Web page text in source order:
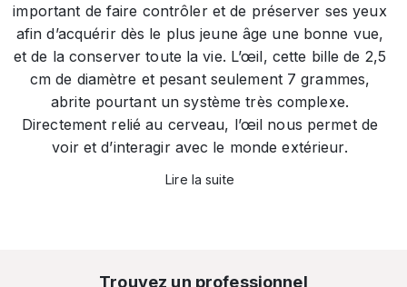
important de faire contrôler et de préserver ses yeux
afin d’acquérir dès le plus jeune âge une bonne vue,
et de la conserver toute la vie. L’œil, cette bille de 2,5
cm de diamètre et pesant seulement 7 grammes,
abrite pourtant un système très complexe.
Directement relié au cerveau, l’œil nous permet de
voir et d’interagir avec le monde extérieur.
Lire la suite
Trouvez un professionnel